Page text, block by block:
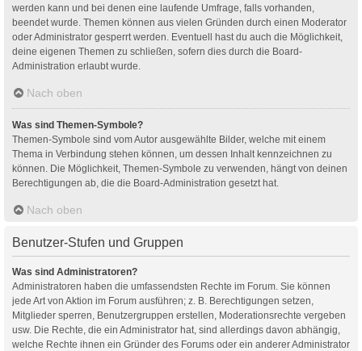
werden kann und bei denen eine laufende Umfrage, falls vorhanden,
beendet wurde. Themen können aus vielen Gründen durch einen Moderator
oder Administrator gesperrt werden. Eventuell hast du auch die Möglichkeit,
deine eigenen Themen zu schließen, sofern dies durch die Board-
Administration erlaubt wurde.
Nach oben
Was sind Themen-Symbole?
Themen-Symbole sind vom Autor ausgewählte Bilder, welche mit einem
Thema in Verbindung stehen können, um dessen Inhalt kennzeichnen zu
können. Die Möglichkeit, Themen-Symbole zu verwenden, hängt von deinen
Berechtigungen ab, die die Board-Administration gesetzt hat.
Nach oben
Benutzer-Stufen und Gruppen
Was sind Administratoren?
Administratoren haben die umfassendsten Rechte im Forum. Sie können
jede Art von Aktion im Forum ausführen; z. B. Berechtigungen setzen,
Mitglieder sperren, Benutzergruppen erstellen, Moderationsrechte vergeben
usw. Die Rechte, die ein Administrator hat, sind allerdings davon abhängig,
welche Rechte ihnen ein Gründer des Forums oder ein anderer Administrator